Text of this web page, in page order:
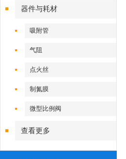
器件与耗材
吸附管
气阻
点火丝
制氮膜
微型比例阀
查看更多